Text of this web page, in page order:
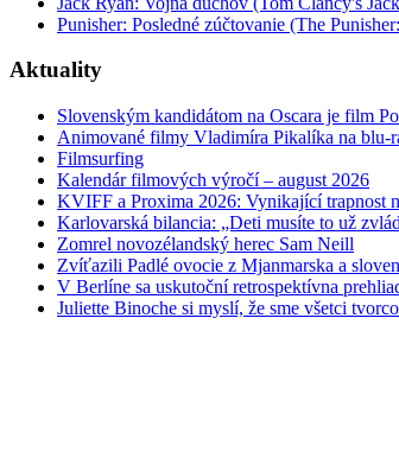
Punisher: Posledné zúčtovanie (The
Aktuality
Slovenským kandidátom na Oscara je film
Animované filmy Vladimíra Pikalíka na blu-
Filmsurfing
Kalendár filmových výročí – august 2026
KVIFF a Proxima 2026: Vynikající trapnost
Karlovarská bilancia: „Deti musíte to už
Zomrel novozélandský herec Sam Neill
Zvíťazili Padlé ovocie z Mjanmarska a
V Berlíne sa uskutoční retrospektívna
Juliette Binoche si myslí, že sme všetci